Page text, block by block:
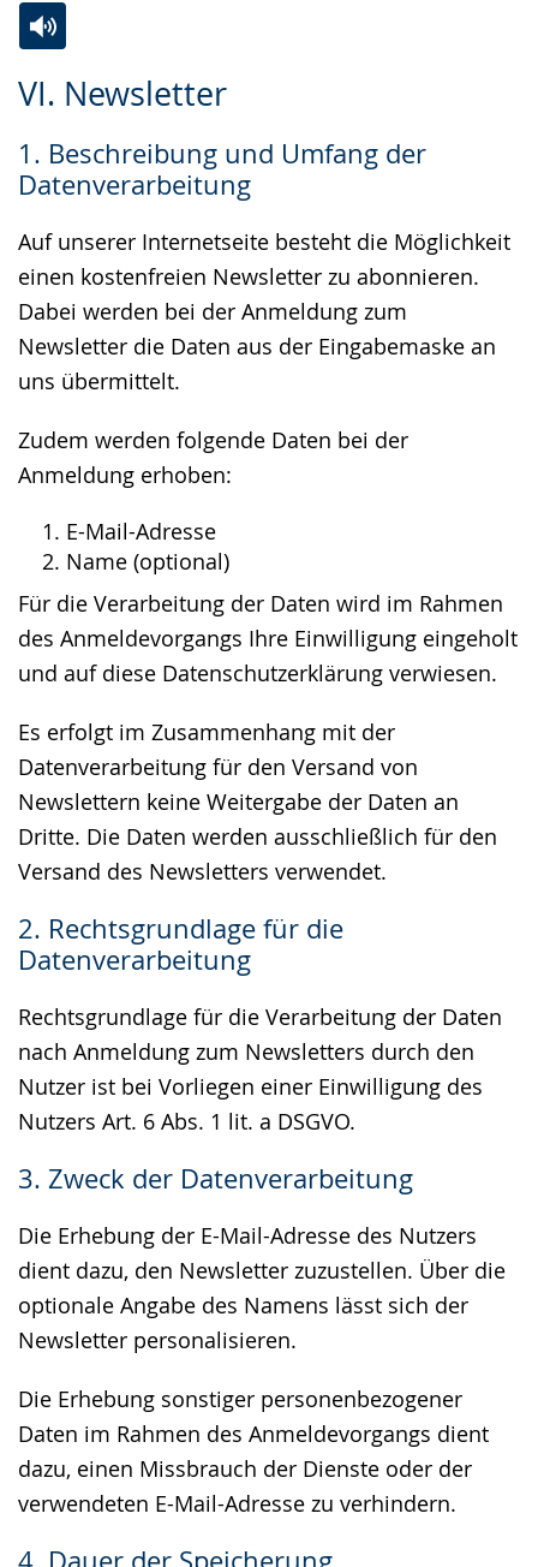
VI. Newsletter
1. Beschreibung und Umfang der
Datenverarbeitung
Auf unserer Internetseite besteht die Möglichkeit
einen kostenfreien Newsletter zu abonnieren.
Dabei werden bei der Anmeldung zum
Newsletter die Daten aus der Eingabemaske an
uns übermittelt.
Zudem werden folgende Daten bei der
Anmeldung erhoben:
E-Mail-Adresse
Name (optional)
Für die Verarbeitung der Daten wird im Rahmen
des Anmeldevorgangs Ihre Einwilligung eingeholt
und auf diese Datenschutzerklärung verwiesen.
Es erfolgt im Zusammenhang mit der
Datenverarbeitung für den Versand von
Newslettern keine Weitergabe der Daten an
Dritte. Die Daten werden ausschließlich für den
Versand des Newsletters verwendet.
2. Rechtsgrundlage für die
Datenverarbeitung
Rechtsgrundlage für die Verarbeitung der Daten
nach Anmeldung zum Newsletters durch den
Nutzer ist bei Vorliegen einer Einwilligung des
Nutzers Art. 6 Abs. 1 lit. a DSGVO.
3. Zweck der Datenverarbeitung
Die Erhebung der E-Mail-Adresse des Nutzers
dient dazu, den Newsletter zuzustellen. Über die
optionale Angabe des Namens lässt sich der
Newsletter personalisieren.
Die Erhebung sonstiger personenbezogener
Daten im Rahmen des Anmeldevorgangs dient
dazu, einen Missbrauch der Dienste oder der
verwendeten E-Mail-Adresse zu verhindern.
Leichten
wechseln.
Audio-
Video
Deutscher
wird
angezeigt.